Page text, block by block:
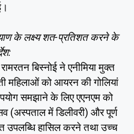
के लक्ष्य शत-प्रतिशत करने के
बिस्नोई ने एनीमिया मुक्त
महिलाओं को आयरन की गोलियां
समझाने के लिए एएनएम को
(अस्पताल में डिलीवरी) और पूर्ण
उपलब्धि हासिल करने तथा उच्च